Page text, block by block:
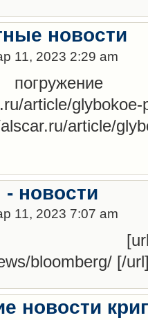
новости
11, 2023 2:29 am
article/
article/
новости
11, 2023 7:07 am
bloomberg/ [/
новости